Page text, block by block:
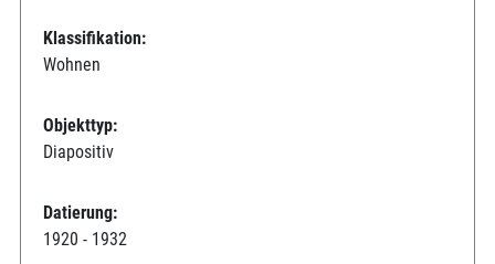
Klassifikation:
Wohnen
Objekttyp:
Diapositiv
Datierung:
1920 - 1932